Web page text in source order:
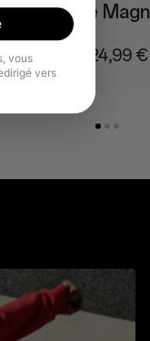
Sandstone
Case
À partir de 24,99 €
vous
vers